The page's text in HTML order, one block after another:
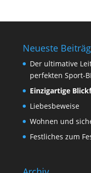
Neueste
Der ultimative
perfekten Sport-
Einzigartige
Liebesbeweise
Wohnen und
Festliches zum